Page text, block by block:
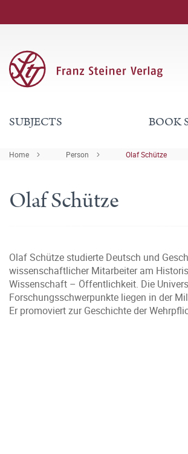
SUBJECTS BOOK
Home Person Olaf Schütze
Olaf Schütze
Olaf Schütze studierte Deutsch und
wissenschaftlicher Mitarbeiter am
Wissenschaft – Öffentlichkeit. Die
Forschungsschwerpunkte liegen in der
Er promoviert zur Geschichte der